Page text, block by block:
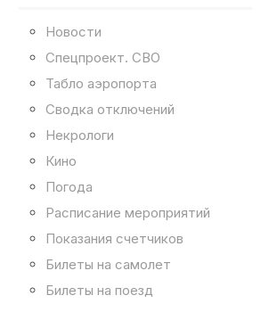
Новости
Спецпроект. СВО
Табло аэропорта
Сводка отключений
Некрологи
Кино
Погода
Расписание мероприятий
Показания счетчиков
Билеты на самолет
Билеты на поезд